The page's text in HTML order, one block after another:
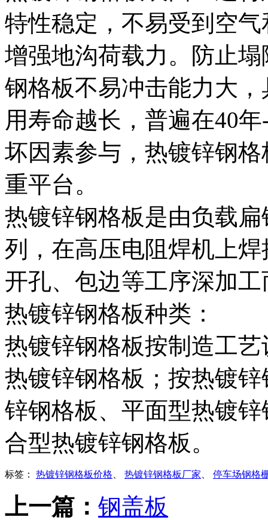
特性稳定，不易受到空
增强地沟荷载力。防止
钢格板不易冲击能力大
用寿命越长，普遍在40
坏因素参与，热镀锌钢
重平台。
热镀锌钢格板是由负载
列，在高压电阻焊机上
开孔、包边等工序深加
热镀锌钢格板种类：
热镀锌钢格板按制造工
热镀锌钢格板；按热镀
锌钢格板、平面型热镀
合型热镀锌钢格板。
标签： 热镀锌钢格板价格 热镀锌钢格板厂家 停车场钢格
上一篇： 钢盖板